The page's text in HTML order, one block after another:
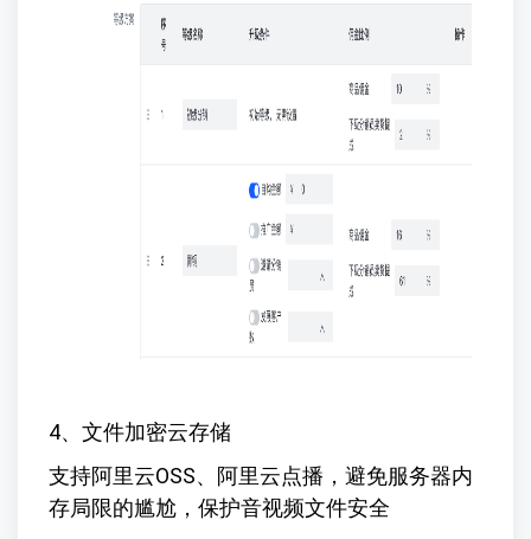
4、文件加密云存储
支持阿里云OSS、阿里云点播，避免服务器内
存局限的尴尬，保护音视频文件安全